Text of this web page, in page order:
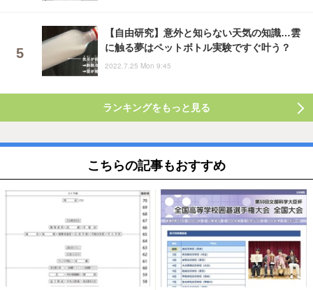
【自由研究】意外と知らない天気の知識…雲
に触る夢はペットボトル実験ですぐ叶う？
2022.7.25 Mon 9:45
ランキングをもっと見る
こちらの記事もおすすめ